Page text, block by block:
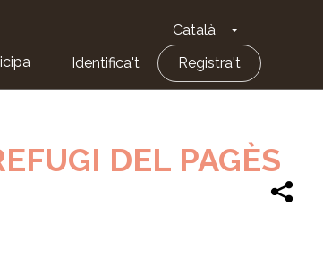
Català Toggle
Identifica't Registra't
DEL PAGÈS